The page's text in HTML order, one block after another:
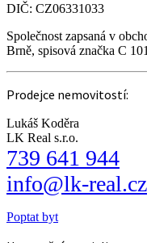
DIČ: CZ06331033
Společnost zapsaná v
Brně, spisová značka C
Prodejce nemovitostí:
Lukáš Koděra
LK Real s.r.o.
739 641 944
info@lk-real.cz
Poptat byt